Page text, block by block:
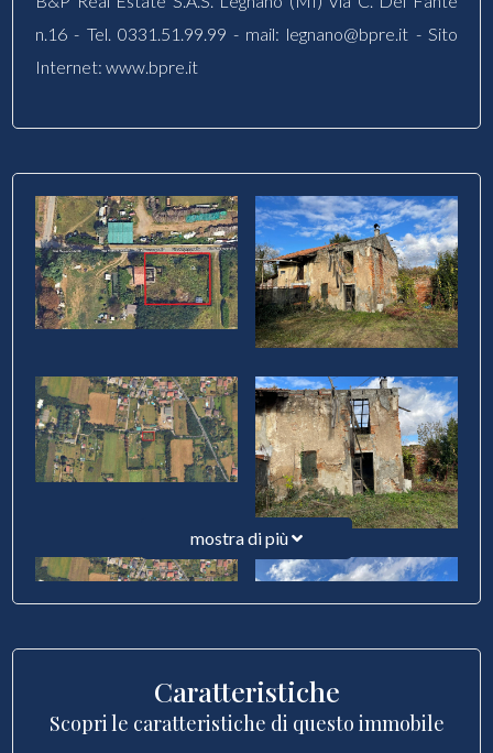
n.16 - Tel. 0331.51.99.99 - mail: legnano@bpre.it - Sito
Internet: www.bpre.it
mostra di più
Caratteristiche
Scopri le caratteristiche di questo immobile